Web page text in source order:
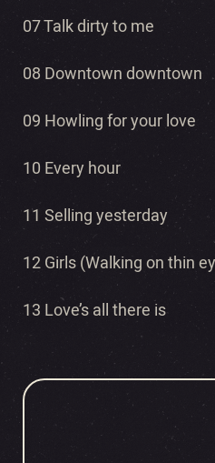
07 Talk dirty to me
08 Downtown downtown
09 Howling for your love
10 Every hour
11 Selling yesterday
12 Girls (Walking on thin
13 Love’s all there is